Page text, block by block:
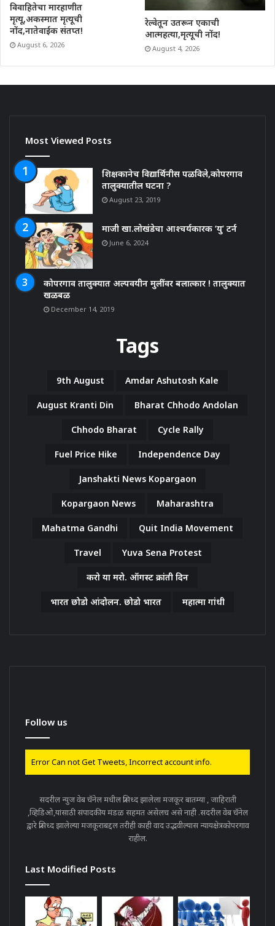
विवाहितेचा मारहाणीत
मृत्यू,अकस्मात मृत्यूची
नोंद,नातेवाईक संतप्त!
August 6, 2026
रेल्वेतून उतरून एकाची
आत्महत्या,मृत्यूची नोंद!
August 4, 2026
Most Viewed Posts
शिक्षकानेच विद्यार्थिनीस पळविले,कोपरगाव
तालुक्यातील घटना ?
August 23, 2019
माजी खा.लोखंडेचा आश्चर्यकारक ‘यु’ टर्न
June 6, 2024
कोपरगाव तालुक्यात अल्पवयीन मुलींवर बलात्कार ! तालुक्यात
खळबळ
December 14, 2019
Tags
9th August Amdar Ashutosh Kale
August Kranti Din Bharat Chhodo Andolan
Chhodo Bharat Cycle Rally
Fuel Price Hike Independence Day
Janshakti News Kopargaon
Kopargaon News Maharashtra
Mahatma Gandhi Quit India Movement
Travel Yuva Sena Protest
करो या मरो. ऑगस्ट क्रांती दिन
भारत छोडो आंदोलन. छोडो भारत महात्मा गांधी
Follow us
Error Can not Get Tweets, Incorrect account info.
सदरील न्युज वेब चॅनेल मधील प्रसिध्द झालेला मजकूर बातम्या , जाहिराती
,व्हिडिओ,यांसाठी संपादकीय मंडळ सहमत असेलच असे नाही .सदरील वेब चॅनेल
द्वारे प्रसिध्द झालेल्या मजकूराबद्दल तरीही काही वाद उद्भवील्यास न्यायक्षेत्रकोपरगाव
राहील.
Last Modified Posts